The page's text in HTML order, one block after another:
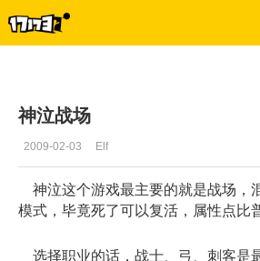
神泣战场
2009-02-03 Elf
神泣这个游戏最主要的就是战场，
模式，毕竟死了可以复活，属性点比
选择职业的话，战士、弓、刺客是